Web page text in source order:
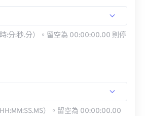
:分:秒.分）。留空為 00:00:00.00 則停
）。留空為 00:00:00.00